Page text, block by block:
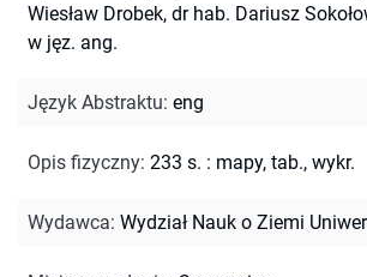
Wiesław Drobek, dr hab. Dariusz
w jęz. ang.
Język Abstraktu: eng
Opis fizyczny: 233 s. : mapy, tab., wykr.
Wydawca: Wydział Nauk o Ziemi